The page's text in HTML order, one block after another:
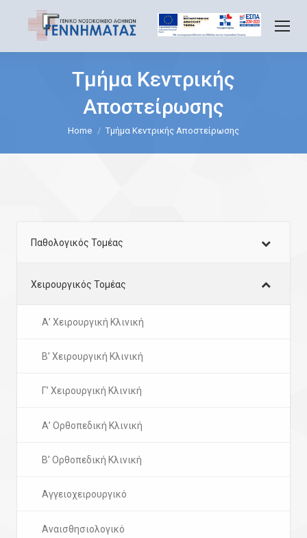
Τμήμα Κεντρικής
Αποστείρωσης
You are here:Home Τμήμα Κεντρικής Αποστείρωσης
Παθολογικός Τομέας
Χειρουργικός Τομέας
Α’ Χειρουργική Κλινική
Β’ Χειρουργική Κλινική
Γ’ Χειρουργική Κλινική
Α’ Ορθοπεδική Κλινική
Β’ Ορθοπεδική Κλινική
Αγγειοχειρουργικό
Αναισθησιολογικό